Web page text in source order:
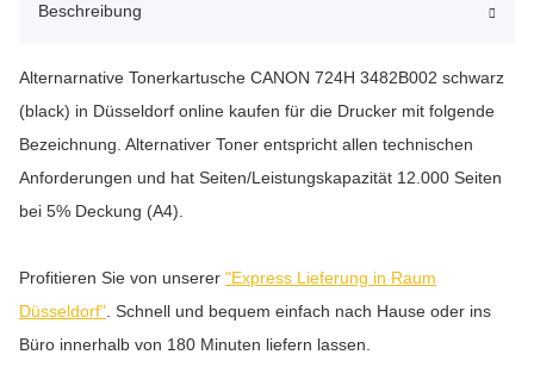
Beschreibung
Alternarnative Tonerkartusche CANON 724H 3482B002 schwarz
(black) in Düsseldorf online kaufen für die Drucker mit folgende
Bezeichnung. Alternativer Toner entspricht allen technischen
Anforderungen und hat Seiten/Leistungskapazität 12.000 Seiten
bei 5% Deckung (A4).
Profitieren Sie von unserer "Express Lieferung in Raum
Düsseldorf" . Schnell und bequem einfach nach Hause oder ins
Büro innerhalb von 180 Minuten liefern lassen.